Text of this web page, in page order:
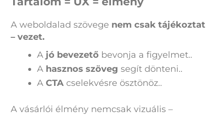
A weboldalad szövege nem csak tájékoztat
– vezet.
A jó bevezető bevonja a figyelmet..
A hasznos szöveg segít dönteni..
ACTA cselekvésre ösztönöz..
A vásárlói élmény nemcsak vizuális –